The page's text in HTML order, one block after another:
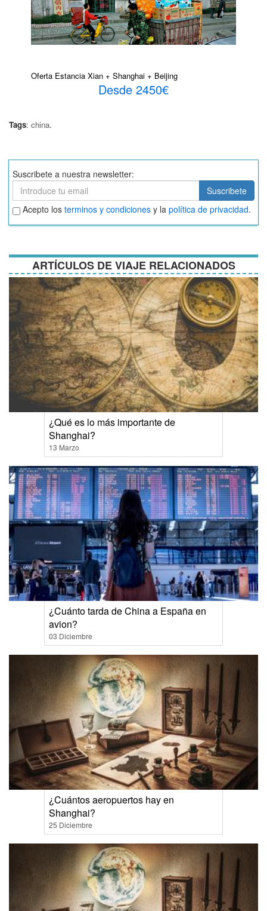
Oferta Estancia Xian + Shanghai + Beijing
Desde 2450€
Tags: china.
Suscribete a nuestra newsletter:
Suscribete
Suscribete
Aceptar
términos
y
Acepto los terminos y condiciones y la política de privacidad.
ARTÍCULOS DE VIAJE RELACIONADOS
¿Qué es lo más importante de
Shanghai?
13 Marzo
¿Cuánto tarda de China a España en
avion?
03 Diciembre
¿Cuántos aeropuertos hay en
Shanghai?
25 Diciembre